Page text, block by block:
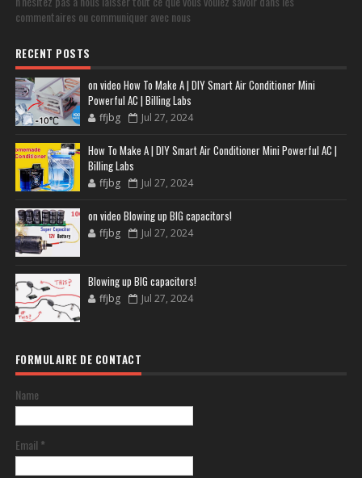
commentaires ou communiquer avec nous
RECENT POSTS
on video How To Make A | DIY Smart Air Conditioner Mini
Powerful AC | Billing Labs
ffjbg Jul 27, 2024
How To Make A | DIY Smart Air Conditioner Mini Powerful AC |
Billing Labs
ffjbg Jul 27, 2024
on video Blowing up BIG capacitors!
ffjbg Jul 27, 2024
Blowing up BIG capacitors!
ffjbg Jul 27, 2024
FORMULAIRE DE CONTACT
Name
Email *